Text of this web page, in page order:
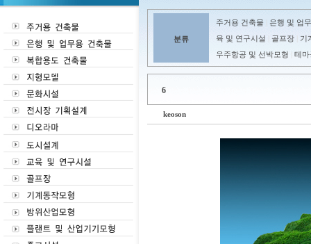
분류
주거용 건축물
은행 및 업
육 및 연구시설
골프장
기
우주항공 및 선박모형
테마
6
keoson